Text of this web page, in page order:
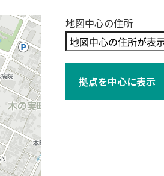
地図中心の住所
拠点を中心に表示